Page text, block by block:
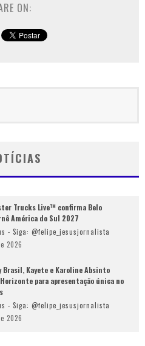
ON:
Trucks Live™ confirma Belo
América do Sul 2027
- Siga: @felipe_jesusjornalista
2026
Brasil, Kayete e Karoline Absinto
para apresentação única no
- Siga: @felipe_jesusjornalista
2026